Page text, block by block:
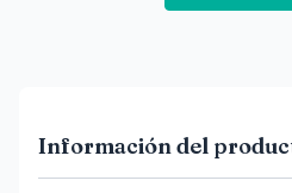
Información del